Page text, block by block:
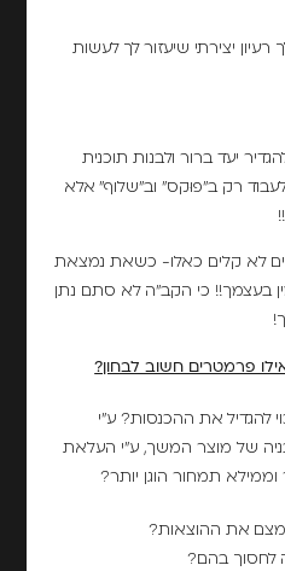
יצירתי שיעזור לך לעשות
יעד ברור ולבנות תוכנית
רק ב"פוּקס" וב"שלוף" אלא
לא קלים כאלו- כשאת נמצאת
בעצמך!! כי הקב"ה לא סתם נתן
פרמטרים חשוב לבחון?
להגדיל את ההכנסות? ע"י
בניה של מוצר המשך, ע"י העלאת
תמחור הוגן יותר?
את ההוצאות?
לחסוך בהם?